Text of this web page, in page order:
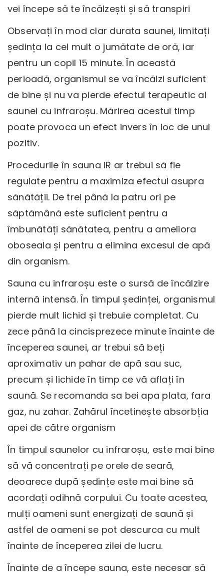
vei începe să te încălzești și să transpiri
Observați în mod clar durata saunei, limitați
ședința la cel mult o jumătate de oră, iar
pentru un copil 15 minute. În această
perioadă, organismul se va încălzi suficient
de bine și nu va pierde efectul terapeutic al
saunei cu infraroșu. Mărirea acestui timp
poate provoca un efect invers în loc de unul
pozitiv.
Procedurile în sauna IR ar trebui să fie
regulate pentru a maximiza efectul asupra
sănătății. De trei până la patru ori pe
săptămână este suficient pentru a
îmbunătăți sănătatea, pentru a ameliora
oboseala și pentru a elimina excesul de apă
din organism.
Sauna cu infraroșu este o sursă de încălzire
internă intensă. În timpul ședinței, organismul
pierde mult lichid și trebuie completat. Cu
zece până la cincisprezece minute înainte de
începerea saunei, ar trebui să beți
aproximativ un pahar de apă sau suc,
precum și lichide în timp ce vă aflați în
saună. Se recomanda sa bei apa plata, fara
gaz, nu zahar. Zahărul încetinește absorbția
apei de către organism
În timpul saunelor cu infraroșu, este mai bine
să vă concentrați pe orele de seară,
deoarece după ședințe este mai bine să
acordați odihnă corpului. Cu toate acestea,
mulți oameni sunt energizați de saună și
astfel de oameni se pot descurca cu mult
înainte de începerea zilei de lucru.
Înainte de a începe sauna, este necesar să